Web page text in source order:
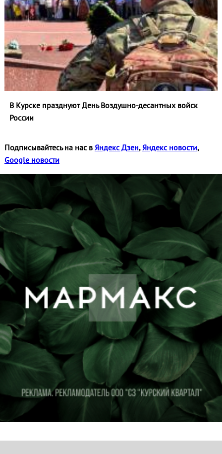
В Курске празднуют День Воздушно-десантных войск
России
Подписывайтесь на нас в Яндекс Дзен, Яндекс новости,
Google новости